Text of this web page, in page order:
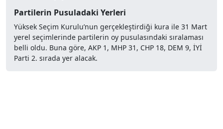
Partilerin Pusuladaki Yerleri
Yüksek Seçim Kurulu’nun gerçekleştirdiği kura ile 31 Mart
yerel seçimlerinde partilerin oy pusulasındaki sıralaması
belli oldu. Buna göre, AKP 1, MHP 31, CHP 18, DEM 9, İYİ
Parti 2. sırada yer alacak.